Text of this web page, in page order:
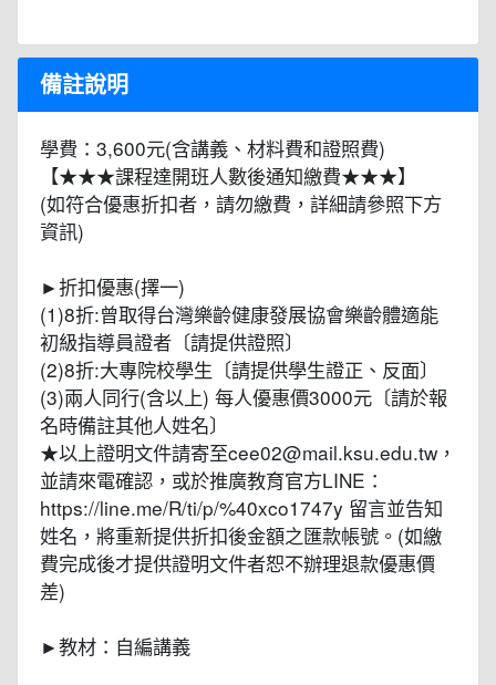
備註說明
學費：3,600元(含講義、材料費和證照費)
【★★★課程達開班人數後通知繳費★★★】
(如符合優惠折扣者，請勿繳費，詳細請參照下方
資訊)
►折扣優惠(擇一)
(1)8折:曾取得台灣樂齡健康發展協會樂齡體適能
初級指導員證者〔請提供證照〕
(2)8折:大專院校學生〔請提供學生證正、反面〕
(3)兩人同行(含以上) 每人優惠價3000元〔請於報
名時備註其他人姓名〕
★以上證明文件請寄至cee02@mail.ksu.edu.tw，
並請來電確認，或於推廣教育官方LINE：
https://line.me/R/ti/p/%40xco1747y 留言並告知
姓名，將重新提供折扣後金額之匯款帳號。(如繳
費完成後才提供證明文件者恕不辦理退款優惠價
差)
►教材：自編講義